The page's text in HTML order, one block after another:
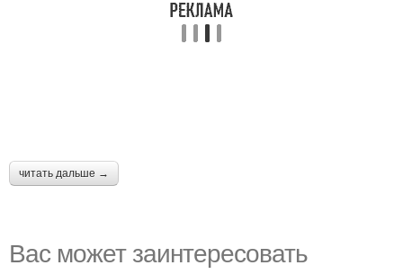
читать дальше →
Вас может заинтересовать